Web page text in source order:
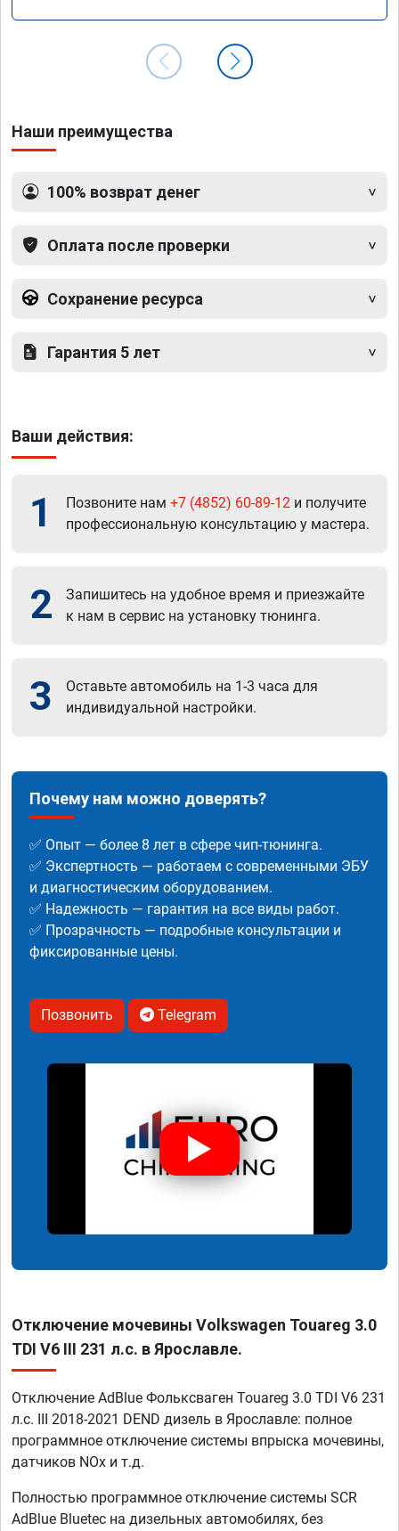
Наши преимущества
100% возврат денег
Оплата после проверки
Сохранение ресурса
Гарантия 5 лет
Ваши действия:
1 Позвоните нам +7 (4852) 60-89-12 и получите
профессиональную консультацию у мастера.
2
Запишитесь на удобное время и приезжайте
к нам в сервис на установку тюнинга.
3
Оставьте автомобиль на 1-3 часа для
индивидуальной настройки.
Почему нам можно доверять?
✅ Опыт — более 8 лет в сфере чип-тюнинга.
✅ Экспертность — работаем с современными ЭБУ
и диагностическим оборудованием.
✅ Надежность — гарантия на все виды работ.
✅ Прозрачность — подробные консультации и
фиксированные цены.
Позвонить Telegram
Отключение мочевины Volkswagen Touareg 3.0
TDI V6 III 231 л.с. в Ярославле.
Отключение AdBlue Фольксваген Touareg 3.0 TDI V6 231
л.с. III 2018-2021 DEND дизель в Ярославле: полное
программное отключение системы впрыска мочевины,
датчиков NOx и т.д.
Полностью программное отключение системы SCR
AdBlue Bluetec на дизельных автомобилях, без